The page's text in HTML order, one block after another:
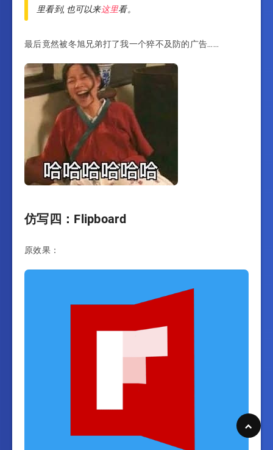
里看到, 也可以来这里看。
最后竟然被冬旭兄弟打了我一个猝不及防的广告……
仿写四：Flipboard
原效果：